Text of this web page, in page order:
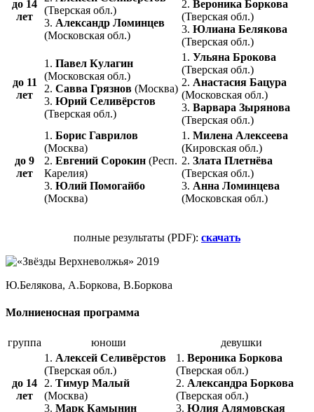
до 14
лет
(Тверская обл.)
3. Александр Ломинцев
(Московская обл.)
2. Вероника Боркова
(Тверская обл.)
3. Юлиана Белякова
(Тверская обл.)
до 11
лет
1. Павел Кулагин
(Московская обл.)
2. Савва Грязнов (Москва)
3. Юрий Селивёрстов
(Тверская обл.)
1. Ульяна Брокова
(Тверская обл.)
2. Анастасия Бацура
(Московская обл.)
3. Варвара Зырянова
(Тверская обл.)
до 9
лет
1. Борис Гаврилов
(Москва)
2. Евгений Сорокин (Респ.
Карелия)
3. Юлий Помогайбо
(Москва)
1. Милена Алексеева
(Кировская обл.)
2. Злата Плетнёва
(Тверская обл.)
3. Анна Ломинцева
(Московская обл.)
полные результаты (PDF): скачать
Ю.Белякова, А.Боркова, В.Боркова
Молниеносная программа
группа юноши девушки
до 14
лет
1. Алексей Селивёрстов
(Тверская обл.)
2. Тимур Малый
(Москва)
3. Марк Камынин
1. Вероника Боркова
(Тверская обл.)
2. Александра Боркова
(Тверская обл.)
3. Юлия Алямовская